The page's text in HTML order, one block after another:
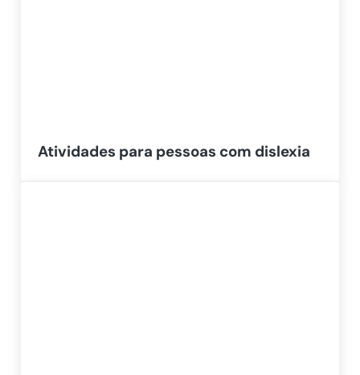
Atividades para pessoas com dislexia